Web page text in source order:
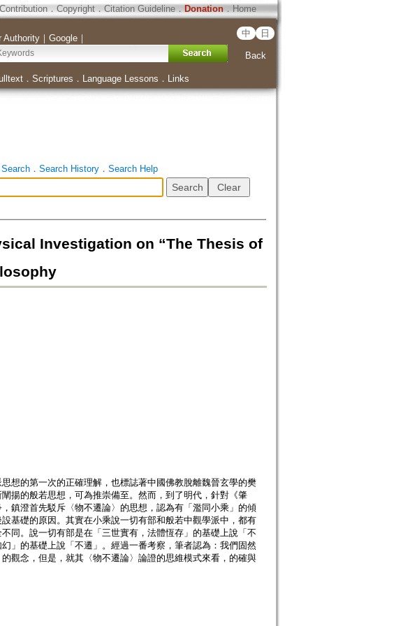
Contribution．Copyright．Citation Guideline． Donation．Home
Authority｜ Google｜ 中 日
Back
． Scriptures ． Language Lessons ． Links
． Search History． Search Help
Investigation on “The Thesis of
想的第一次的正確理解，也標誌著中國佛教脫離魏晉玄學的樊
揚的般若思想，可為推崇備至。然而，到了明代，針對《肇
鎮澄首先駁斥〈物不遷論〉的思想，認為有「濫同小乘」的傾
基礎的原因。其實在小乘說一切有部和般若中觀學派中，都有
同。說一切有部是在「三世實有，法體恆存」的基礎上說「不
」的基礎上說「不遷」。經過一番考察，筆者認為：我們固然
觀念，但是，就其〈物不遷論〉論證的思維模式來看，的確與